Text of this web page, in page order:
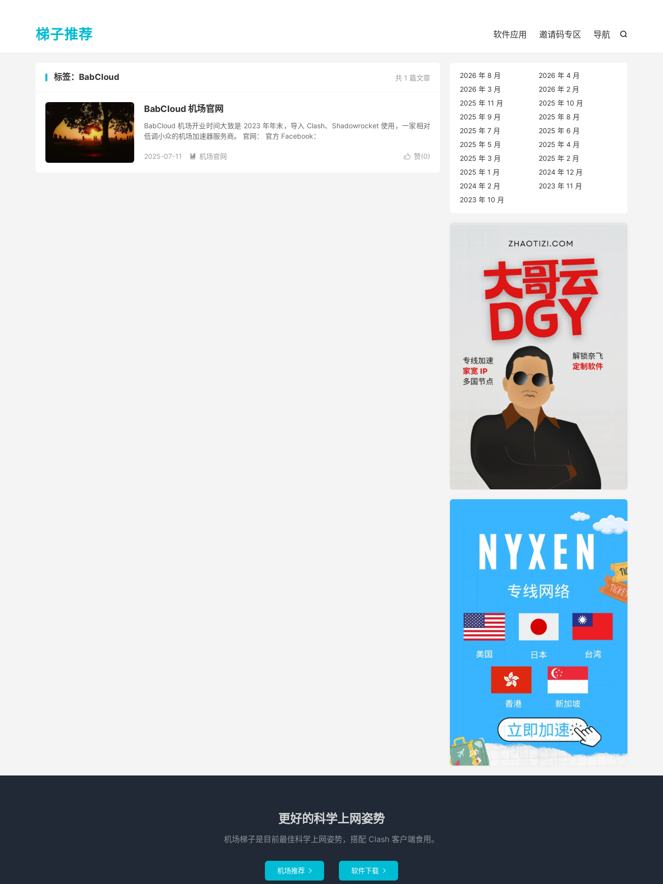
梯子推荐 
软件应用 邀请码专区 导航
共 1 篇文章
标签：BabCloud
BabCloud 机场官网
BabCloud 机场开业时间大致是 2023 年年末，导入 Clash、Shadowrocket 使用，一家相对
低调小众的机场加速器服务商。 官网： 官方 Facebook：
 赞(0)
2025-07-11  机场官网
2026 年 8 月
2026 年 4 月
2026 年 3 月
2026 年 2 月
2025 年 11 月
2025 年 10 月
2025 年 9 月
2025 年 8 月
2025 年 7 月
2025 年 6 月
2025 年 5 月
2025 年 4 月
2025 年 3 月
2025 年 2 月
2025 年 1 月
2024 年 12 月
2024 年 2 月
2023 年 11 月
2023 年 10 月
更好的科学上网姿势
机场梯子是目前最佳科学上网姿势，搭配 Clash 客户端食用。
机场推荐  软件下载 